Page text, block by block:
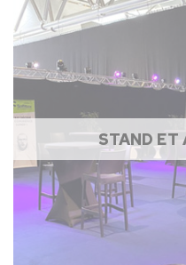
STAND ET